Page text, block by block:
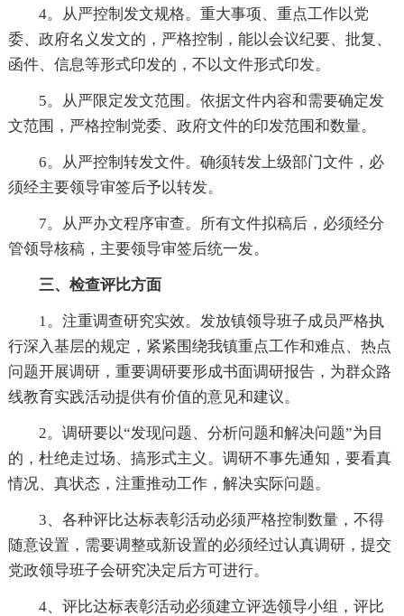
4。从严控制发文规格。重大事项、重点工作以党
委、政府名义发文的，严格控制，能以会议纪要、批复、
函件、信息等形式印发的，不以文件形式印发。
5。从严限定发文范围。依据文件内容和需要确定发
文范围，严格控制党委、政府文件的印发范围和数量。
6。从严控制转发文件。确须转发上级部门文件，必
须经主要领导审签后予以转发。
7。从严办文程序审查。所有文件拟稿后，必须经分
管领导核稿，主要领导审签后统一发。
三、检查评比方面
1。注重调查研究实效。发放镇领导班子成员严格执
行深入基层的规定，紧紧围绕我镇重点工作和难点、热点
问题开展调研，重要调研要形成书面调研报告，为群众路
线教育实践活动提供有价值的意见和建议。
2。调研要以“发现问题、分析问题和解决问题”为目
的，杜绝走过场、搞形式主义。调研不事先通知，要看真
情况、真状态，注重推动工作，解决实际问题。
3、各种评比达标表彰活动必须严格控制数量，不得
随意设置，需要调整或新设置的必须经过认真调研，提交
党政领导班子会研究决定后方可进行。
4、评比达标表彰活动必须建立评选领导小组，评比